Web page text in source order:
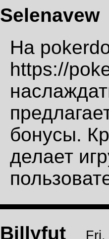
Selenavew
На
https://
бонусы.
делает
Billyfut